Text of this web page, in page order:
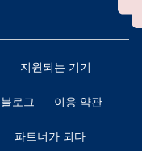
지원되는 기기
블로그 이용 약관
파트너가 되다